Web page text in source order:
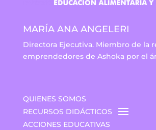
MARÍA ANA ANGELERI
Directora Ejecutiva. Miembro de la
emprendedores de Ashoka por el
QUIENES SOMOS
RECURSOS DIDÁCTICOS
ACCIONES EDUCATIVAS